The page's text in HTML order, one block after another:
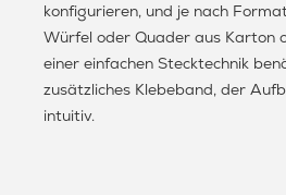
konfigurieren, und je nach
Würfel oder Quader aus Karton
einer einfachen Stecktechnik
zusätzliches Klebeband, der
intuitiv.